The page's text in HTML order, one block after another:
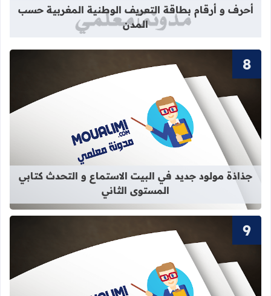
أحرف و أرقام بطاقة التعريف الوطنية المغربية حسب
المدن
قراءة المزيد عن جذاذة مولود جديد
جذاذة مولود جديد في البيت الاستماع و التحدث كتابي
المستوى الثاني